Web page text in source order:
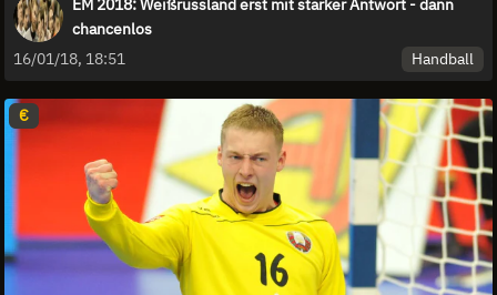
EM 2018: Weißrussland erst mit starker Antwort - dann
chancenlos
16/01/18, 18:51
Handball
€